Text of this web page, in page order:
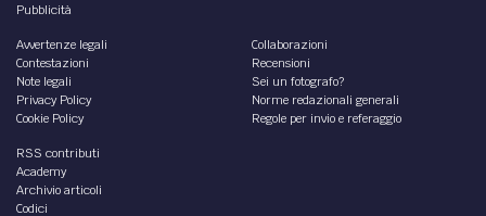
Pubblicità
Avvertenze legali
Contestazioni
Note legali
Privacy Policy
Cookie Policy
Collaborazioni
Recensioni
Sei un fotografo?
Norme redazionali generali
Regole per invio e referaggio
RSS contributi
Academy
Archivio articoli
Codici